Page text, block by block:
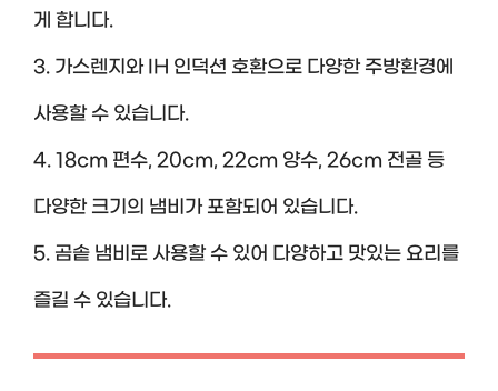
게 합니다.
3. 가스렌지와 IH 인덕션 호환으로 다양한 주방환경에
사용할 수 있습니다.
4. 18cm 편수, 20cm, 22cm 양수, 26cm 전골 등
다양한 크기의 냄비가 포함되어 있습니다.
5. 곰솥 냄비로 사용할 수 있어 다양하고 맛있는 요리를
즐길 수 있습니다.